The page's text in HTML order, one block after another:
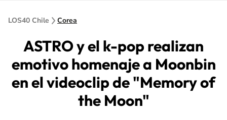
LOS40 Chile Corea
ASTRO y el k-pop realizan
emotivo homenaje a Moonbin
en el videoclip de "Memory of
the Moon"